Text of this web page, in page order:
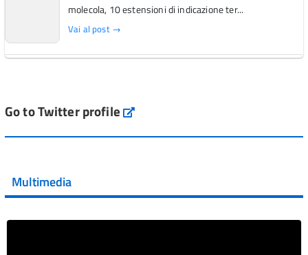
molecola, 10 estensioni di indicazione ter...
Vai al post →
Vai al post →
Vai al post →
Go to Twitter profile aifa_ufficiale
Multimedia